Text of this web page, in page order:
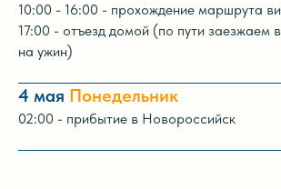
10:00 - 16:00 - прохождение маршрута
17:00 - отъезд домой (по пути заезжаем
на ужин)
4 мая Понедельник
02:00 - прибытие в Новороссийск